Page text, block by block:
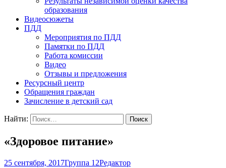
образования
Видеосюжеты
ПДД
Мероприятия по ПДД
Памятки по ПДД
Работа комиссии
Видео
Отзывы и предложения
Ресурсный центр
Обращения граждан
Зачисление в детский сад
Найти:
«Здоровое питание»
25 сентября, 2017Группа 12Редактор